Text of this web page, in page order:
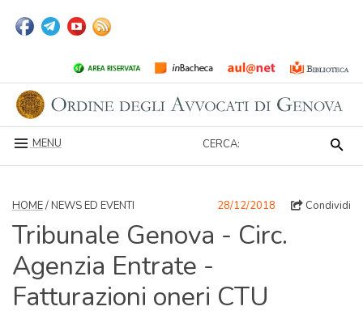
MENU CERCA:
HOME/ NEWS ED EVENTI 28/12/2018 Condividi
Tribunale Genova - Circ.
Agenzia Entrate -
Fatturazioni oneri CTU